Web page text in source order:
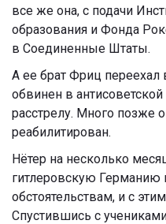
все же она, с подачи
образования и Фонда
в Соединенные Штаты.
А ее брат Фриц
обвинен в
расстрелу. Много позже
реабилитирован.
Нётер на несколько
гитлеровскую
обстоятельствам, и с
Спустившись с